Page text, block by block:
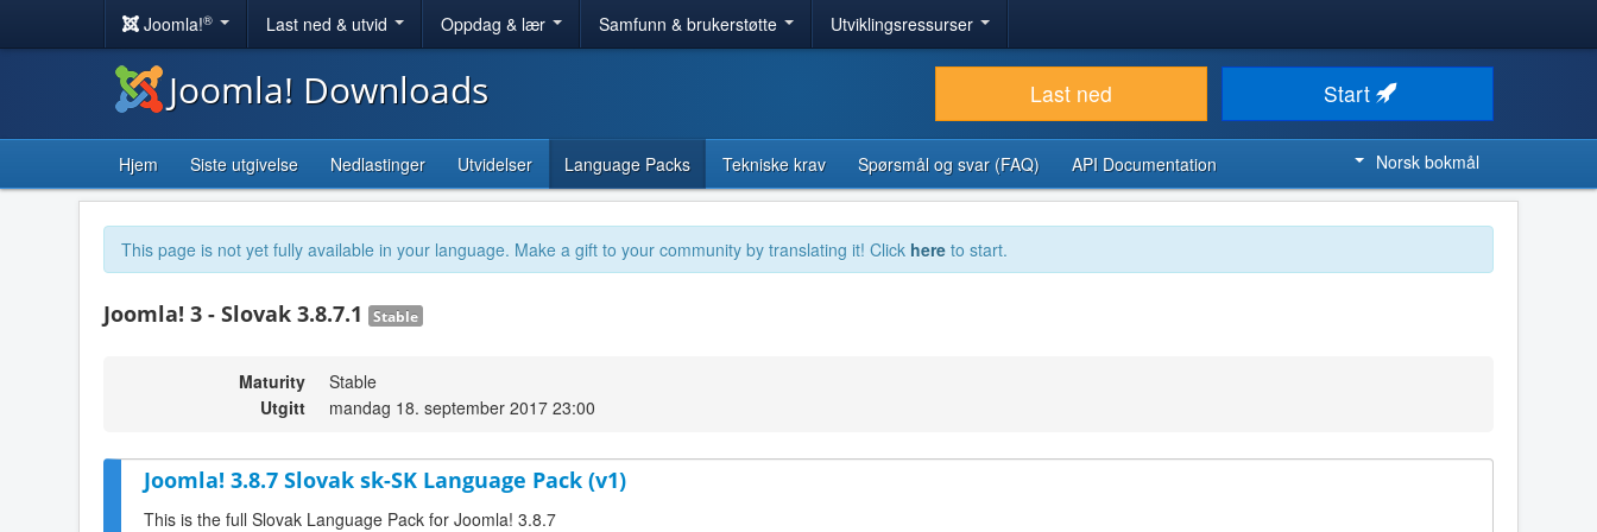
Joomla!® Last ned & utvid Oppdag & lær Samfunn & brukerstøtte Utviklingsressurser
Joomla! Downloads Last ned Start
Hjem Siste utgivelse Nedlastinger Utvidelser Language Packs Tekniske krav Spørsmål og svar (FAQ) API Documentation Norsk bokmål
This page is not yet fully available in your language. Make a gift to your community by translating it! Click here to start.
Joomla! 3 - Slovak 3.8.7.1 Stable
Maturity
Stable
Utgitt
mandag 18. september 2017 23:00
Joomla! 3.8.7 Slovak sk-SK Language Pack (v1)
This is the full Slovak Language Pack for Joomla! 3.8.7